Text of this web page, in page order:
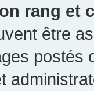
rang et
être
postés